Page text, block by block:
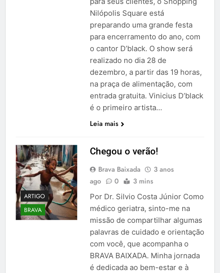
Nilópolis Square está
preparando uma grande festa
para encerramento do ano, com
o cantor D’black. O show será
realizado no dia 28 de
dezembro, a partir das 19 horas,
na praça de alimentação, com
entrada gratuita. Vinicius D’black
é o primeiro artista…
Leia mais
ARTIGO
BRAVA
Chegou o verão!
Brava Baixada
3 anos
ago
0 3 mins
Por Dr. Silvio Costa Júnior Como
médico geriatra, sinto-me na
missão de compartilhar algumas
palavras de cuidado e orientação
com você, que acompanha o
BRAVA BAIXADA. Minha jornada
é dedicada ao bem-estar e à